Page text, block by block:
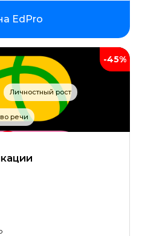
EdPro
-45%
Личностный рост
речи